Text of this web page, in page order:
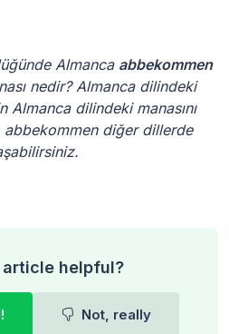
Almanca abbekommen
nedir? Almanca dilindeki
Almanca dilindeki manasını
abbekommen diğer dillerde
article helpful?
Not, really